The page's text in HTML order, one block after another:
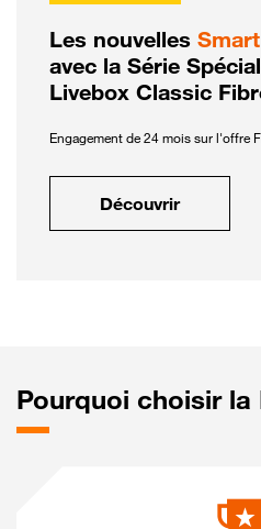
Les nouvelles
avec la Série
Livebox Classic
Engagement de 24 mois sur l'offre
Découvrir
Pourquoi choisir la